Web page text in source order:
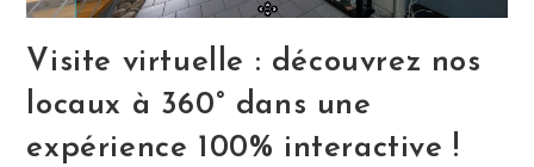
Visite virtuelle : découvrez nos
locaux à 360° dans une
expérience 100% interactive !